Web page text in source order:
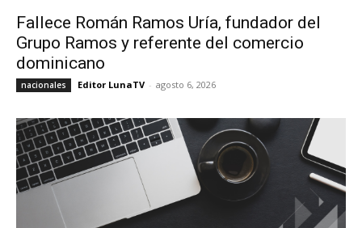
Fallece Román Ramos Uría, fundador del
Grupo Ramos y referente del comercio
dominicano
nacionales Editor LunaTV - agosto 6, 2026